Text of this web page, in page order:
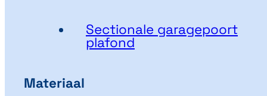
Sectionale garagepoort
plafond
Materiaal